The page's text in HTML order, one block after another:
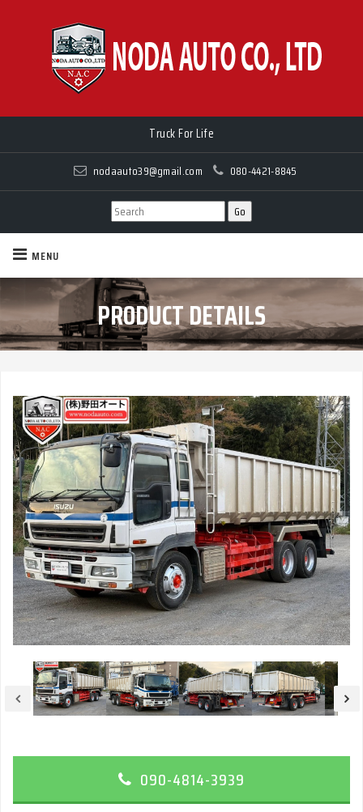
Truck For Life
Truck For Life
nodaauto39@gmail.com 080-4421-8845
MENU
PRODUCT DETAILS
090-4814-3939